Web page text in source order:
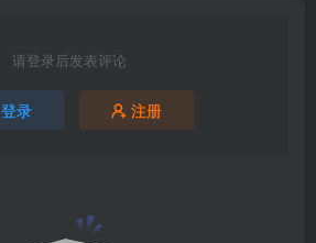
请登录后发表评论
登录 注册